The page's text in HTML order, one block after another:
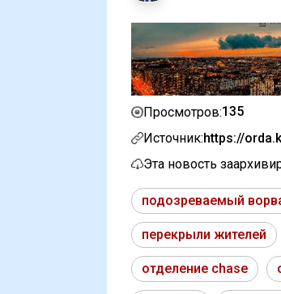
Просмотров:135
Источник:https://
Эта новость
подозреваемый
перекрыли жителей
отделение chase